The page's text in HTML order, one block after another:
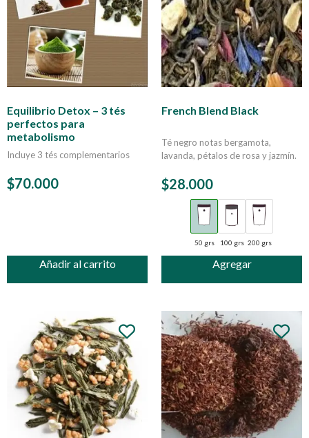
Equilibrio Detox – 3 tés
perfectos para
metabolismo
Incluye 3 tés complementarios
$70.000
Añadir al carrito
French Blend Black
Té negro notas bergamota,
lavanda, pétalos de rosa y jazmín.
$28.000
Agregar
50 grs 100 grs 200 grs